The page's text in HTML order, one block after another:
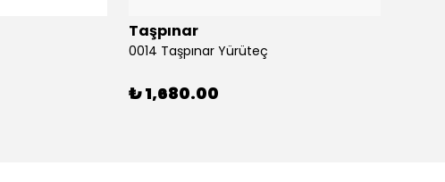
Taşpınar
0014 Taşpınar Yürüteç
₺ 1,680.00